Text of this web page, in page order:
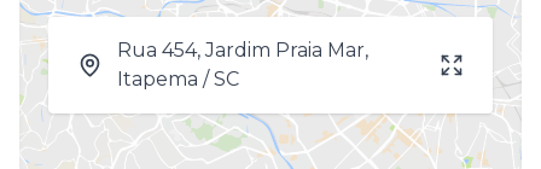
Rua 454, Jardim Praia Mar,
Itapema / SC